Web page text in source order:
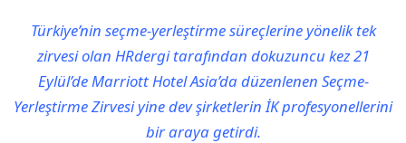
Türkiye’nin seçme-yerleştirme süreçlerine yönelik tek
zirvesi olan HRdergi tarafından dokuzuncu kez 21
Eylül’de Marriott Hotel Asia’da düzenlenen Seçme-
Yerleştirme Zirvesi yine dev şirketlerin İK profesyonellerini
bir araya getirdi.